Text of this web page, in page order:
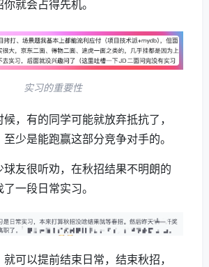
就会占得先机。
实习的重要性
，有的同学可能就放弃抵抗了，
少是能跑赢这部分竞争对手的。
球友很听劝，在秋招结果不明朗的
一段日常实习。
可以提前结束日常，结束秋招，